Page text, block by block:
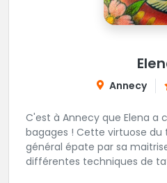
Annecy
C'est à Annecy que Elena a
bagages ! Cette virtuose
général épate par sa
différentes techniques de